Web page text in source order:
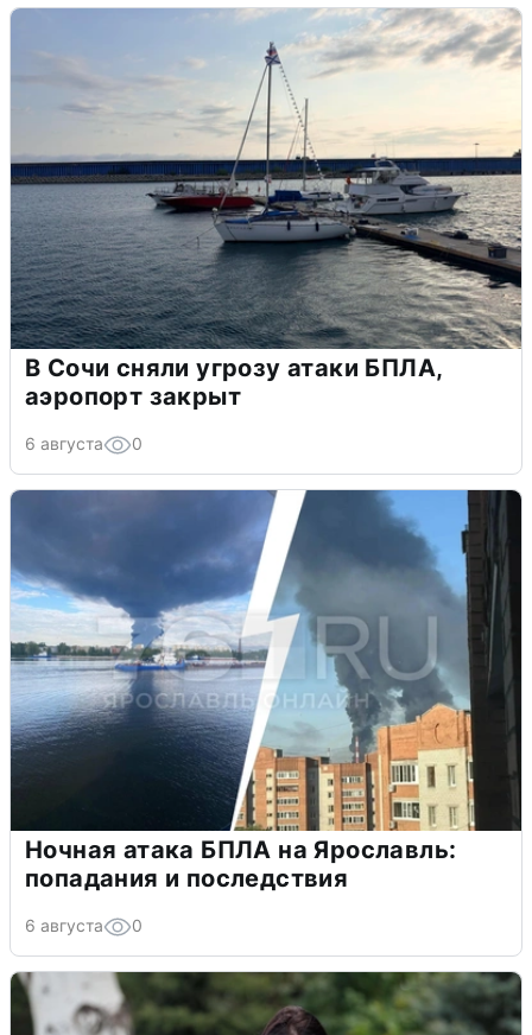
В Сочи сняли угрозу атаки БПЛА,
аэропорт закрыт
6 августа 0
Ночная атака БПЛА на Ярославль:
попадания и последствия
6 августа 0